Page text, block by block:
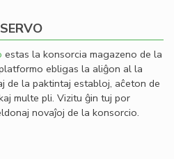
estas la konsorcia magazeno de la
ebligas la aliĝon al la
de la paktintaj establoj, aĉeton de
multe pli. Vizitu ĝin tuj por
novaĵoj de la konsorcio.